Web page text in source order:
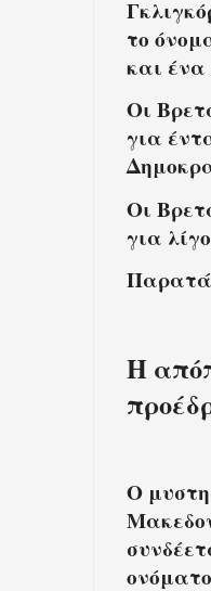
το
και
Οι
για
Οι
για
Η
Ο